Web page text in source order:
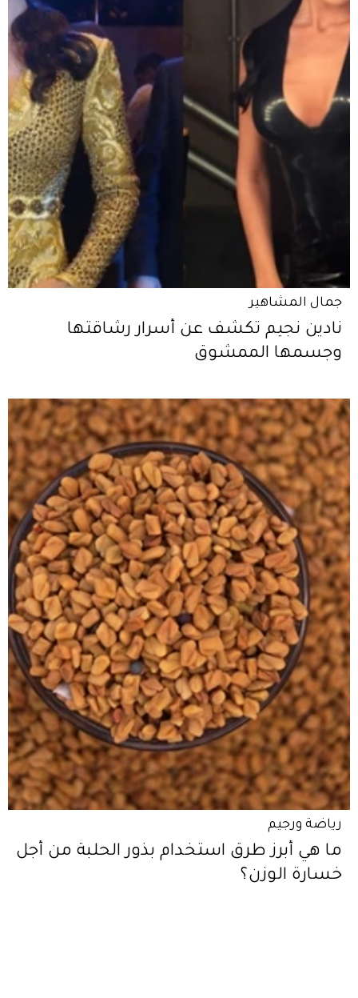
جمال المشاهير
نادين نجيم تكشف عن أسرار رشاقتها
وجسمها الممشوق
رياضة ورجيم
ما هي أبرز طرق استخدام بذور الحلبة من أجل
خسارة الوزن؟